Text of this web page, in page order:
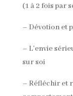
(1 à 2 fois par
– Dévotion et
– L’envie
sur soi
– Réfléchir et